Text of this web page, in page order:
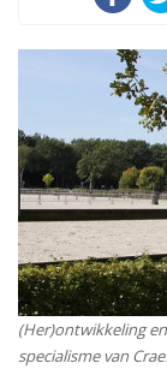
(Her)ontwikkeling
specialisme van